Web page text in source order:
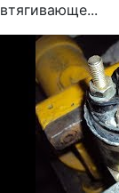
втягивающе...